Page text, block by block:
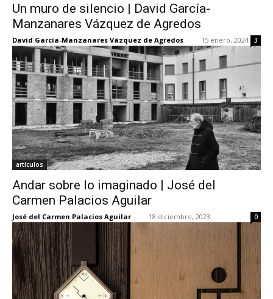
Un muro de silencio | David García-
Manzanares Vázquez de Agredos
David García-Manzanares Vázquez de Agredos - 15 enero, 2024 3
artículos
Andar sobre lo imaginado | José del
Carmen Palacios Aguilar
José del Carmen Palacios Aguilar - 18 diciembre, 2023 0